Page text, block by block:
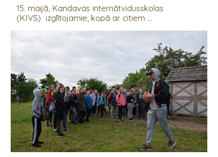
15. maijā, Kandavas internātvidusskolas
(KIVS) izglītojamie, kopā ar citiem ...